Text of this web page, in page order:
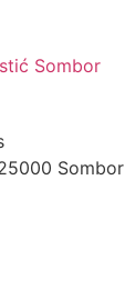
Sombor
Sombor